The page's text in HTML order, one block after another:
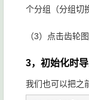
个分组（分组切
（3）点击齿轮
3，初始化时
我们也可以把之